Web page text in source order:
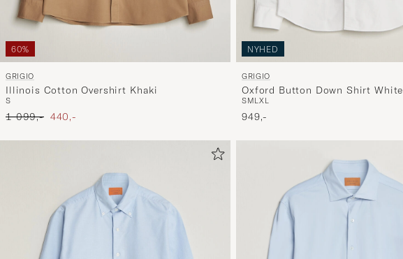
60%
GRIGIO
Illinois Cotton Overshirt Khaki
S
Ordinary pris
1 099,- Nedsat pris
440,-
NYHED
GRIGIO
Oxford Button Down Shirt White
SMLXL
949,-